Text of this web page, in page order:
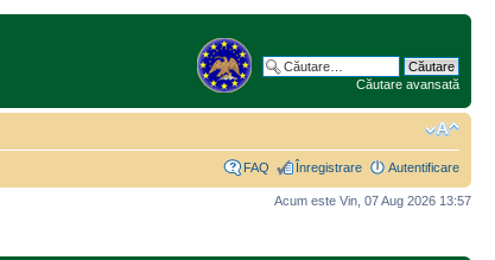
Căutare avansată
FAQ Înregistrare Autentificare
Acum este Vin, 07 Aug 2026 13:57